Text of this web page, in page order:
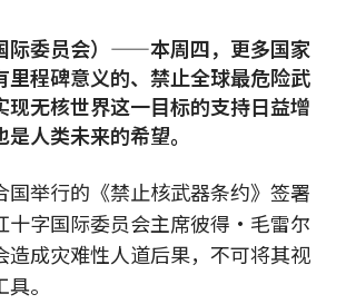
际委员会）——本周四，更多国家
里程碑意义的、禁止全球最危险武
现无核世界这一目标的支持日益增
人类未来的希望。
国举行的《禁止核武器条约》签署
十字国际委员会主席彼得·毛雷尔
造成灾难性人道后果，不可将其视
。